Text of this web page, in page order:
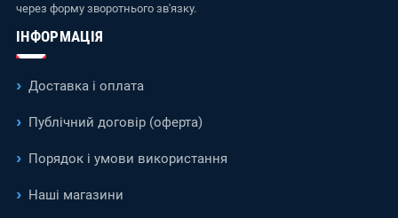
через форму зворотнього зв'язку.
ІНФОРМАЦІЯ
Доставка і оплата
Публічний договір (оферта)
Порядок і умови використання
Наші магазини